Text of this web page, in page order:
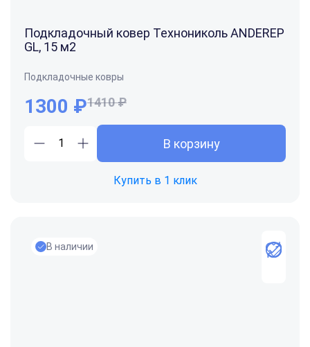
Подкладочный ковер Технониколь ANDEREP
GL, 15 м2
Подкладочные ковры
1300 ₽1410 ₽
В корзину
Купить в 1 клик
В наличии